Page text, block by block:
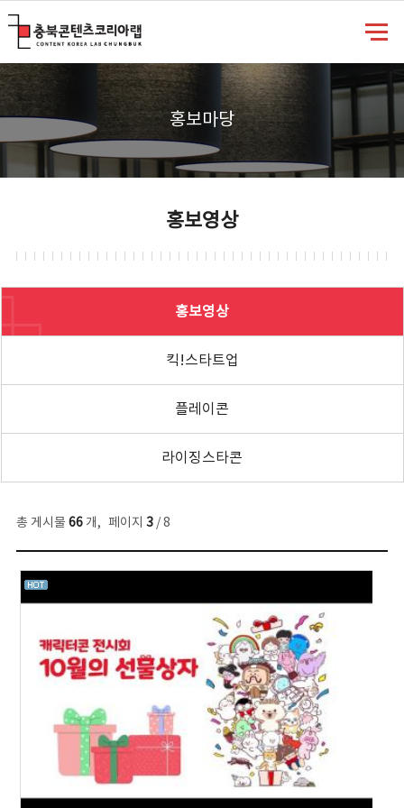
홍보마당
홍보영상
홍보영상
킥!스타트업
플레이콘
라이징스타콘
총 게시물 66개, 페이지 3/ 8